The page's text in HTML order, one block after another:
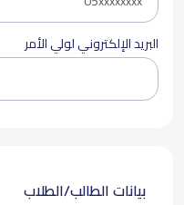
البريد الإلكتروني لولي الأمر
بيانات الطالب/الطلاب